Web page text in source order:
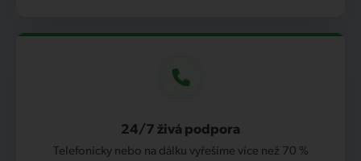
24/7 živá podpora
Telefonicky nebo na dálku vyřešíme více než 70 %